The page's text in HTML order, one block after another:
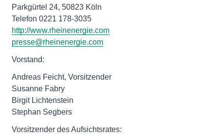
Parkgürtel 24, 50823 Köln
http://www.rheinenergie.com
presse@rheinenergie.com
Vorstand:
Andreas Feicht, Vorsitzender
Susanne Fabry
Birgit Lichtenstein
Stephan Segbers
Vorsitzender des Aufsichtsrates: